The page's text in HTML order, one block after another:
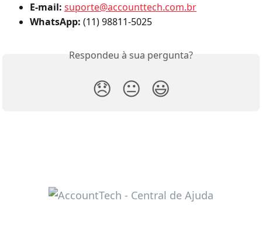
E-mail: suporte@accounttech.com.br
WhatsApp: (11) 98811-5025
Respondeu à sua pergunta?
😞 😐 😃